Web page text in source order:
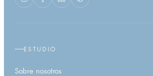
ESTUDIO
Sobre nosotros